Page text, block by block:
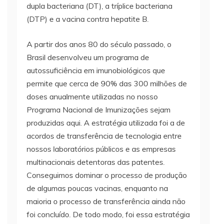
dupla bacteriana (DT), a tríplice bacteriana
(DTP) e a vacina contra hepatite B.
A partir dos anos 80 do século passado, o
Brasil desenvolveu um programa de
autossuficiência em imunobiológicos que
permite que cerca de 90% das 300 milhões de
doses anualmente utilizadas no nosso
Programa Nacional de Imunizações sejam
produzidas aqui. A estratégia utilizada foi a de
acordos de transferência de tecnologia entre
nossos laboratórios públicos e as empresas
multinacionais detentoras das patentes.
Conseguimos dominar o processo de produção
de algumas poucas vacinas, enquanto na
maioria o processo de transferência ainda não
foi concluído. De todo modo, foi essa estratégia